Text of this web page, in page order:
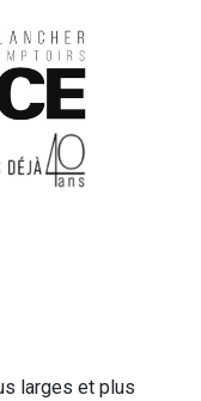
larges et plus